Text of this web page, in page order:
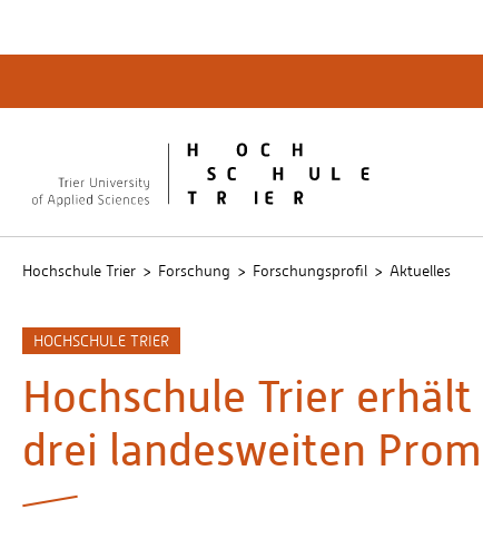
Hochschule Trier Forschung Forschungsprofil Aktuelles
HOCHSCHULE TRIER
Hochschule Trier
drei landesweiten